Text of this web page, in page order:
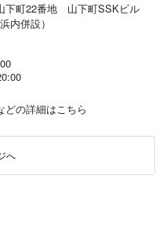
下町22番地 山下町SSKビル
内併設）
どの詳細はこちら
へ